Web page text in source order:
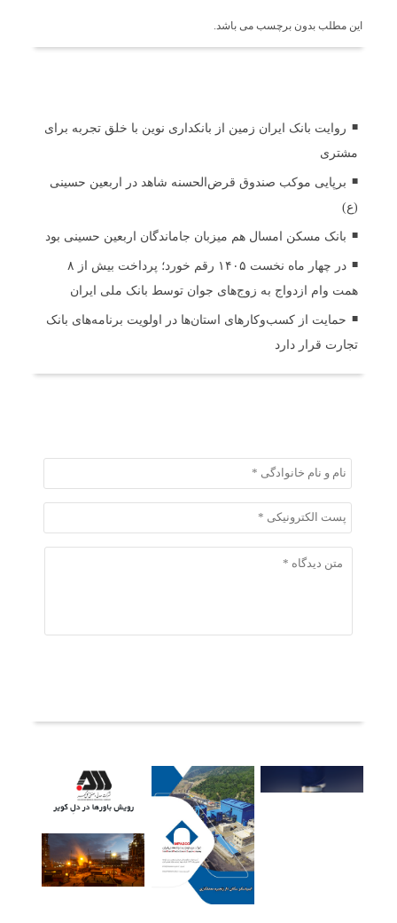
این مطلب بدون برچسب می باشد.
روایت بانک ایران زمین از بانکداری نوین با خلق تجربه برای
مشتری
برپایی موکب صندوق قرض‌الحسنه شاهد در اربعین حسینی
(ع)
بانک مسکن امسال هم میزبان جاماندگان اربعین حسینی بود
در چهار ماه نخست ۱۴۰۵ رقم خورد؛ پرداخت بیش از ۸
همت وام ازدواج به زوج‌های جوان توسط بانک ملی ایران
حمایت از کسب‌وکارهای استان‌ها در اولویت برنامه‌های بانک
تجارت قرار دارد